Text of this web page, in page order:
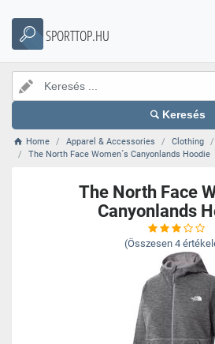
SPORTTOP.HU
Keresés
Home Apparel & Accessories Clothing
The North Face Women´s Canyonlands Hoodie
The North Face
Canyonlands
(Összesen 4